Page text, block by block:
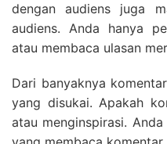
dengan audiens juga
audiens. Anda hanya
atau membaca ulasan
Dari banyaknya
yang disukai. Apakah
atau menginspirasi.